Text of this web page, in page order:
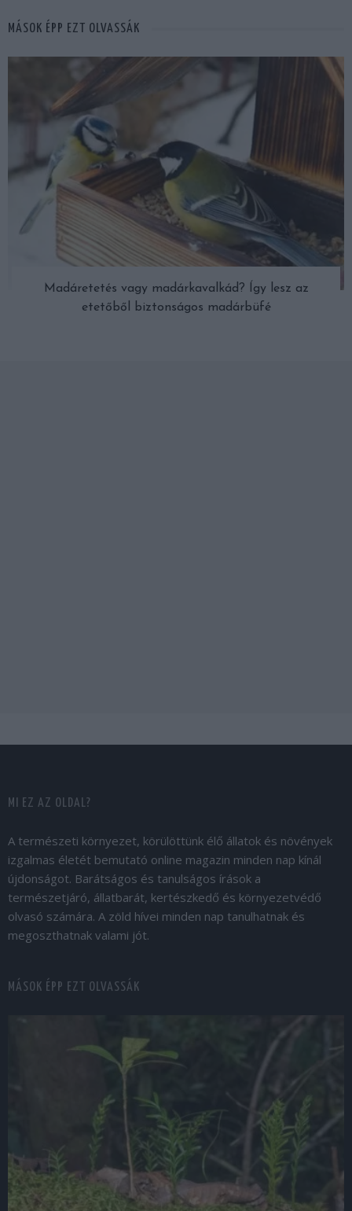
MÁSOK ÉPP EZT OLVASSÁK
Madáretetés vagy madárkavalkád? Így lesz az
etetőből biztonságos madárbüfé
MI EZ AZ OLDAL?
A természeti környezet, körülöttünk élő állatok és növények
izgalmas életét bemutató online magazin minden nap kínál
újdonságot. Barátságos és tanulságos írások a
természetjáró, állatbarát, kertészkedő és környezetvédő
olvasó számára. A zöld hívei minden nap tanulhatnak és
megoszthatnak valami jót.
MÁSOK ÉPP EZT OLVASSÁK